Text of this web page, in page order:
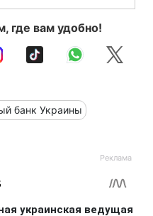
где вам удобно!
банк Украины